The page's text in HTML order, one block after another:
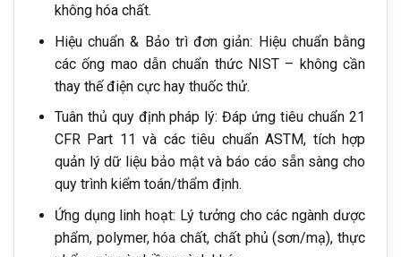
không hóa chất.
Hiệu chuẩn & Bảo trì đơn giản: Hiệu chuẩn bằng
các ống mao dẫn chuẩn thức NIST – không cần
thay thế điện cực hay thuốc thử.
Tuân thủ quy định pháp lý: Đáp ứng tiêu chuẩn 21
CFR Part 11 và các tiêu chuẩn ASTM, tích hợp
quản lý dữ liệu bảo mật và báo cáo sẵn sàng cho
quy trình kiểm toán/thẩm định.
Ứng dụng linh hoạt: Lý tưởng cho các ngành dược
phẩm, polymer, hóa chất, chất phủ (sơn/mạ), thực